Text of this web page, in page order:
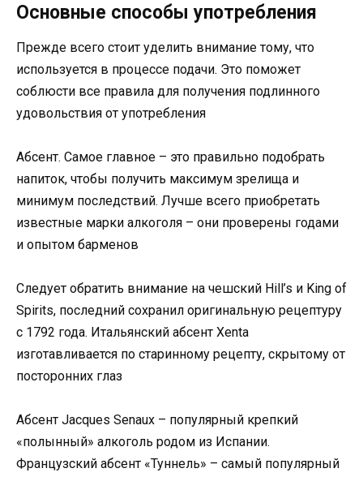
Основные способы употребления
Прежде всего стоит уделить внимание тому, что
используется в процессе подачи. Это поможет
соблюсти все правила для получения подлинного
удовольствия от употребления
Абсент. Самое главное – это правильно подобрать
напиток, чтобы получить максимум зрелища и
минимум последствий. Лучше всего приобретать
известные марки алкоголя – они проверены годами
и опытом барменов
Следует обратить внимание на чешский Hill’s и King of
Spirits, последний сохранил оригинальную рецептуру
с 1792 года. Итальянский абсент Xenta
изготавливается по старинному рецепту, скрытому от
посторонних глаз
Абсент Jacques Senaux – популярный крепкий
«полынный» алкоголь родом из Испании.
Французский абсент «Туннель» – самый популярный